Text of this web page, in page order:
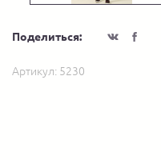
Поделиться:
Артикул: 5230